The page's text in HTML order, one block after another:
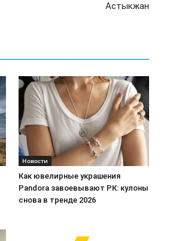
Астыкжан
Новости
Как ювелирные украшения
Pandora завоевывают РК: кулоны
снова в тренде 2026